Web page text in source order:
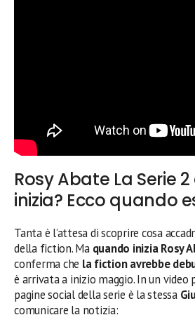
Rosy Abate La Serie
inizia? Ecco quando
Tanta è l’attesa di scoprire cosa
della fiction. Ma quando inizia Rosy
conferma che la fiction avrebbe
è arrivata a inizio maggio. In un video
pagine social della serie è la stessa
comunicare la notizia: